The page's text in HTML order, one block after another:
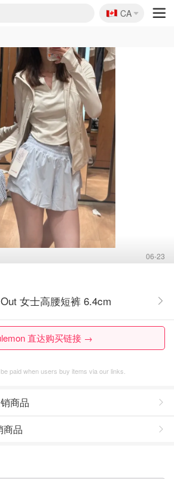
🇨🇦
CA
06-23
女士高腰短裤 6.4cm
直达购买链接 →
paid when users buy items via our links.
商品
商品